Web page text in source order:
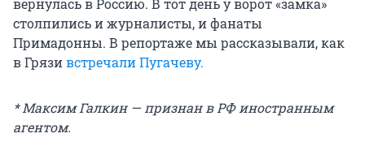
вернулась в Россию. В тот день у ворот «замка»
столпились и журналисты, и фанаты
Примадонны. В репортаже мы рассказывали, как
в Грязивстречали Пугачеву.
* Максим Галкин — признан в РФ иностранным
агентом.